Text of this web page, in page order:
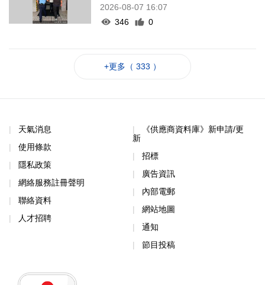
2026-08-07 16:07
346
0
+更多（ 333 ）
天氣消息
使用條款
隱私政策
網絡服務註冊聲明
聯絡資料
人才招聘
《供應商資料庫》新申請/更
新
招標
廣告資訊
內部電郵
網站地圖
通知
節目投稿